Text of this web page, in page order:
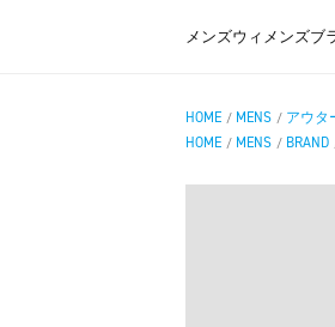
メンズウィメンズブ
HOME / MENS / アウタ
HOME / MENS / BRAND